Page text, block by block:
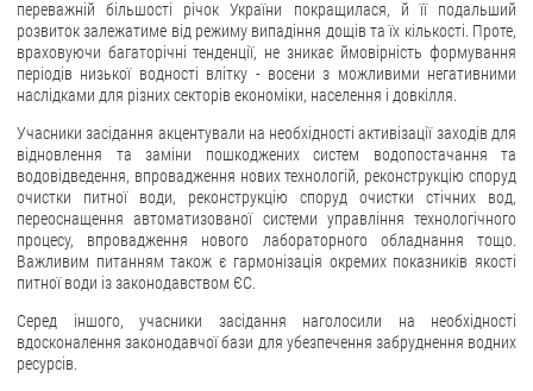
ДОСТУП ДО ПУБЛІЧНОЇ ІНФОРМАЦІЇ
Запит на отримання публічної інформації
Облік публічної інформації
Питання запобігання корупції
Публічні закупівлі
Внутрішній аудит
ДЕРЖАВНИЙ РЕЄСТР САНКЦІЙ
переважній більшості річок України покращилася, й її подальший
розвиток залежатиме від режиму випадіння дощів та їх кількості. Проте,
враховуючи багаторічні тенденції, не зникає ймовірність формування
періодів низької водності влітку - восени з можливими негативними
наслідками для різних секторів економіки, населення і довкілля.
Учасники засідання акцентували на необхідності активізації заходів для
відновлення та заміни пошкоджених систем водопостачання та
водовідведення, впровадження нових технологій, реконструкцію споруд
очистки питної води, реконструкцію споруд очистки стічних вод,
переоснащення автоматизованої системи управління технологічного
процесу, впровадження нового лабораторного обладнання тощо.
Важливим питанням також є гармонізація окремих показників якості
питної води із законодавством ЄС.
Серед іншого, учасники засідання наголосили на необхідності
вдосконалення законодавчої бази для убезпечення забруднення водних
ресурсів.